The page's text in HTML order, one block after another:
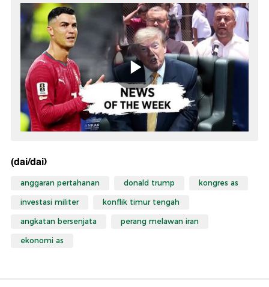
(dai/dai)
anggaran pertahanan donald trump kongres as
investasi militer konflik timur tengah
angkatan bersenjata perang melawan iran
ekonomi as